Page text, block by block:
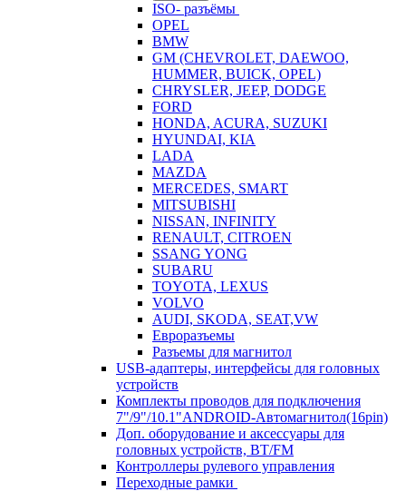
ISO- разъёмы
OPEL
BMW
GM (CHEVROLET, DAEWOO,
HUMMER, BUICK, OPEL)
CHRYSLER, JEEP, DODGE
FORD
HONDA, ACURA, SUZUKI
HYUNDAI, KIA
LADA
MAZDA
MERCEDES, SMART
MITSUBISHI
NISSAN, INFINITY
RENAULT, CITROEN
SSANG YONG
SUBARU
TOYOTA, LEXUS
VOLVO
AUDI, SKODA, SEAT,VW
Евроразъемы
Разъемы для магнитол
USB-адаптеры, интерфейсы для головных
устройств
Комплекты проводов для подключения
7"/9"/10.1"ANDROID-Автомагнитол(16pin)
Доп. оборудование и аксессуары для
головных устройств, BT/FM
Контроллеры рулевого управления
Переходные рамки